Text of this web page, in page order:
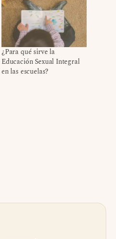
¿Para qué sirve la
Educación Sexual Integral
en las escuelas?